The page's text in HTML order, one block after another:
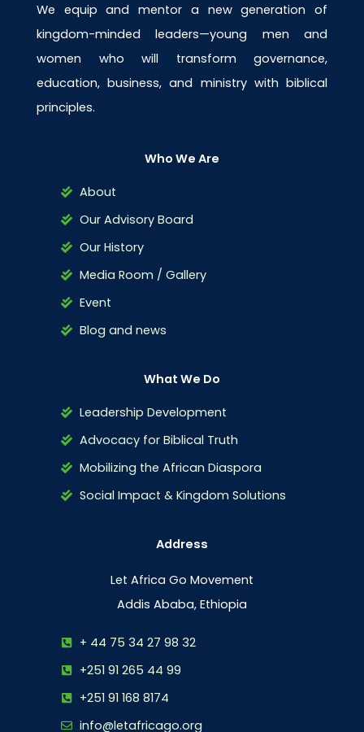
We equip and mentor a new generation of
kingdom-minded leaders—young men and
women who will transform governance,
education, business, and ministry with biblical
principles.
Who We Are
About
Our Advisory Board
Our History
Media Room / Gallery
Event
Blog and news
What We Do
Leadership Development
Advocacy for Biblical Truth
Mobilizing the African Diaspora
Social Impact & Kingdom Solutions
Address
Let Africa Go Movement
Addis Ababa, Ethiopia
+ 44 75 34 27 98 32
+251 91 265 44 99
+251 91 168 8174
info@letafricago.org